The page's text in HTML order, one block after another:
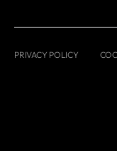
PRIVACY POLICY